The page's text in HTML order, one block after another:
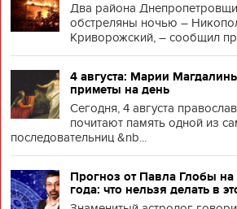
Два района
обстреляны ночью –
Криворожский, – сообщил
4 августа: Марии
приметы на день
Сегодня, 4 августа
почитают память одной из
последовательниц &nb...
Прогноз от Павла Глобы на
года: что нельзя делать в